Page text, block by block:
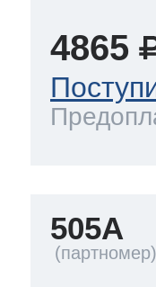
4865
505A